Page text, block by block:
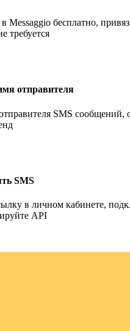
Messaggio бесплатно,
требуется
отправителя
SMS сообщений,
SMS
в личном кабинете,
API